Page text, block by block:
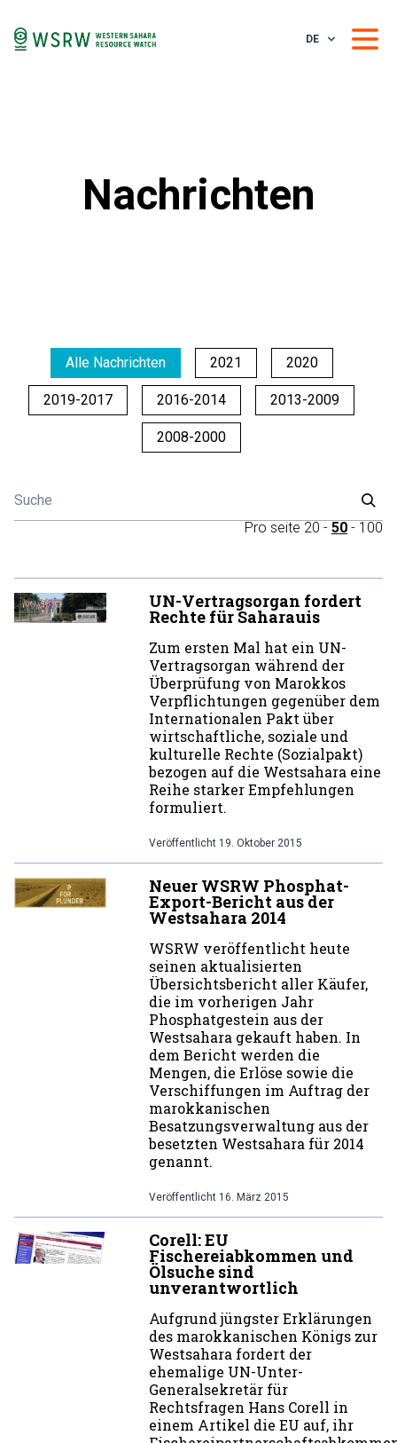
DE
Nachrichten
Alle Nachrichten 2021 2020
2019-2017 2016-2014 2013-2009
2008-2000
Pro seite 20 - 50 - 100
UN-Vertragsorgan fordert
Rechte für Saharauis
Zum ersten Mal hat ein UN-
Vertragsorgan während der
Überprüfung von Marokkos
Verpflichtungen gegenüber dem
Internationalen Pakt über
wirtschaftliche, soziale und
kulturelle Rechte (Sozialpakt)
bezogen auf die Westsahara eine
Reihe starker Empfehlungen
formuliert.
Veröffentlicht 19. Oktober 2015
Neuer WSRW Phosphat-
Export-Bericht aus der
Westsahara 2014
WSRW veröffentlicht heute
seinen aktualisierten
Übersichtsbericht aller Käufer,
die im vorherigen Jahr
Phosphatgestein aus der
Westsahara gekauft haben. In
dem Bericht werden die
Mengen, die Erlöse sowie die
Verschiffungen im Auftrag der
marokkanischen
Besatzungsverwaltung aus der
besetzten Westsahara für 2014
genannt.
Veröffentlicht 16. März 2015
Corell: EU
Fischereiabkommen und
Ölsuche sind
unverantwortlich
Aufgrund jüngster Erklärungen
des marokkanischen Königs zur
Westsahara fordert der
ehemalige UN-Unter-
Generalsekretär für
Rechtsfragen Hans Corell in
einem Artikel die EU auf, ihr